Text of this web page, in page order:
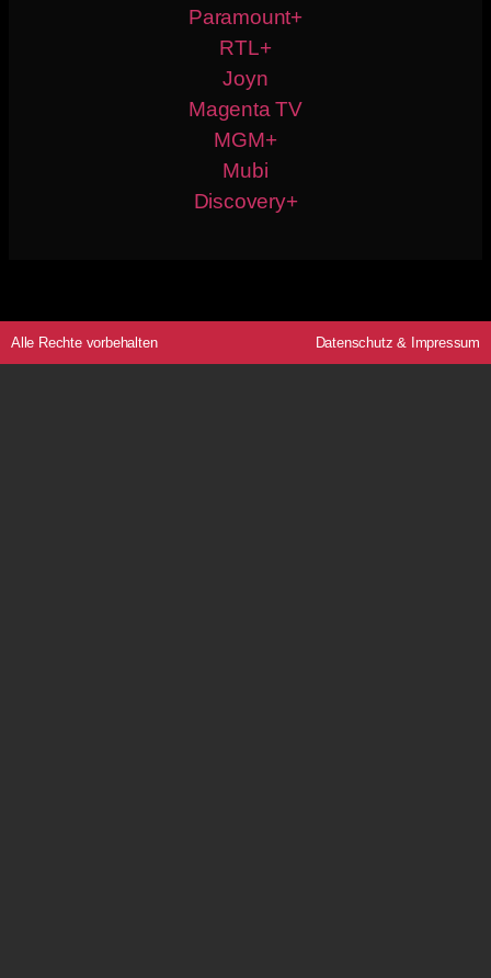
Paramount+
RTL+
Joyn
Magenta TV
MGM+
Mubi
Discovery+
Alle Rechte vorbehalten Datenschutz & Impressum